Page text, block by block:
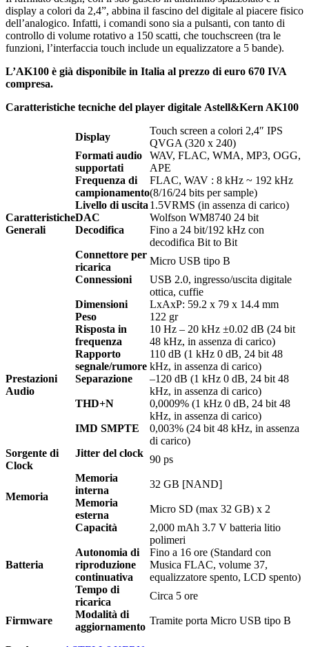
display a colori da 2,4”, abbina il fascino del digitale al piacere fisico
dell’analogico. Infatti, i comandi sono sia a pulsanti, con tanto di
controllo di volume rotativo a 150 scatti, che touchscreen (tra le
funzioni, l’interfaccia touch include un equalizzatore a 5 bande).
L’AK100 è già disponibile in Italia al prezzo di euro 670 IVA
compresa.
Caratteristiche tecniche del player digitale Astell&Kern AK100
Caratteristiche
Generali
Display
Touch screen a colori 2,4″ IPS
QVGA (320 x 240)
Formati audio
supportati
WAV, FLAC, WMA, MP3, OGG,
APE
Frequenza di
campionamento
FLAC, WAV : 8 kHz ~ 192 kHz
(8/16/24 bits per sample)
Livello di uscita 1.5VRMS (in assenza di carico)
DAC
Wolfson WM8740 24 bit
Decodifica
Fino a 24 bit/192 kHz con
decodifica Bit to Bit
Connettore per
ricarica
Micro USB tipo B
Connessioni
USB 2.0, ingresso/uscita digitale
ottica, cuffie
Dimensioni
LxAxP: 59.2 x 79 x 14.4 mm
Peso
122 gr
Prestazioni
Audio
Risposta in
frequenza
10 Hz – 20 kHz ±0.02 dB (24 bit
48 kHz, in assenza di carico)
Rapporto
segnale/rumore
110 dB (1 kHz 0 dB, 24 bit 48
kHz, in assenza di carico)
Separazione
–120 dB (1 kHz 0 dB, 24 bit 48
kHz, in assenza di carico)
THD+N
0,0009% (1 kHz 0 dB, 24 bit 48
kHz, in assenza di carico)
IMD SMPTE
0,003% (24 bit 48 kHz, in assenza
di carico)
Sorgente di
Clock
Jitter del clock
90 ps
Memoria
Memoria
interna
32 GB [NAND]
Memoria
esterna
Micro SD (max 32 GB) x 2
Batteria
Capacità
2,000 mAh 3.7 V batteria litio
polimeri
Autonomia di
riproduzione
continuativa
Fino a 16 ore (Standard con
Musica FLAC, volume 37,
equalizzatore spento, LCD spento)
Tempo di
ricarica
Circa 5 ore
Firmware
Modalità di
aggiornamento
Tramite porta Micro USB tipo B